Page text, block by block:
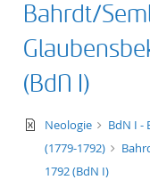
Bahrdt/
(BdN I)
text/xml
Neologie
BdN I -
(1779-1792)
1792 (BdN I)